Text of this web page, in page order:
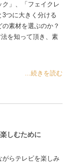
」、「フェイクレ
つに大きく分ける
の素材を選ぶのか？
を知って頂き、素
...続きを読む
しむために
がらテレビを楽しみ